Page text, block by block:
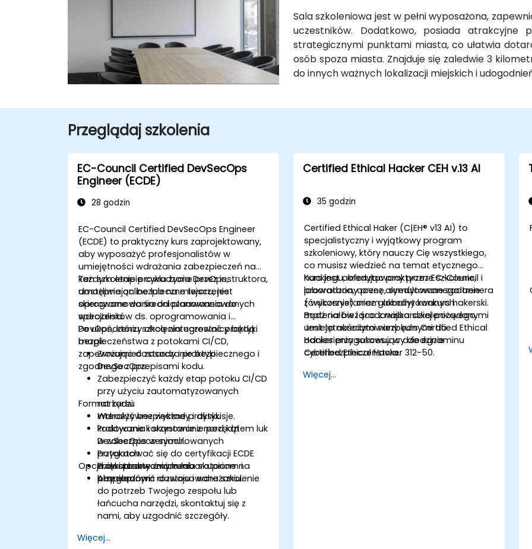
Sala szkoleniowa jest w pełni wyposażona,
uczestników. Dodatkowo, posiada atrakcyjne
strategicznymi punktami miasta, co ułatwia
osób spoza miasta. Znajduje się zaledwie 3
do innych ważnych lokalizacji miejskich i
Przeglądaj szkolenia
EC-Council Certified DevSecOps
Engineer (ECDE)
28 godzin
EC-Council Certified DevSecOps Engineer
(ECDE) to praktyczny kurs zaprojektowany,
aby wyposażyć profesjonalistów w
umiejętności wdrażania zabezpieczeń na
każdym etapie cyklu życia DevOps,
umożliwiając bezpieczne tworzenie
oprogramowania od planowania do
wdrożenia.
Ten szkolenie prowadzone przez instruktora,
dostępne online lub na miejscu, jest
skierowane do średniozaawansowanych
specjalistów ds. oprogramowania i
DevOps, którzy chcą zintegrować praktyki
bezpieczeństwa z potokami CI/CD,
zapewniając dostarczanie bezpiecznego i
zgodnego z przepisami kodu.
Po ukończeniu szkolenia uczestnicy będą
mogli:
Zrozumieć zasady i praktyki
DevSecOps.
Zabezpieczyć każdy etap potoku CI/CD
przy użyciu zautomatyzowanych
narzędzi.
Wdrożyć bezpieczne praktyki
kodowania i skanowanie pod kątem luk
w zabezpieczeniach.
Przygotować się do certyfikacji ECDE
dzięki praktycznym laboratoriom i
przeglądom.
Format kursu
Interaktywne wykłady i dyskusje.
Praktyczne korzystanie z narzędzi
DevSecOps w symulowanych
potokach.
Prowadzone ćwiczenia skupione na
bezpiecznym rozwoju i wdrażaniu.
Opcje dostosowania kursu
Aby zamówić dostosowane szkolenie
do potrzeb Twojego zespołu lub
łańcucha narzędzi, skontaktuj się z
nami, aby uzgodnić szczegóły.
Więcej...
Certified Ethical Hacker CEH v.13 AI
35 godzin
Certified Ethical Haker (C|EH® v13 AI) to
specjalistyczny i wyjątkowy program
szkoleniowy, który nauczy Cię wszystkiego,
co musisz wiedzieć na temat etycznego
hackingu, oferując praktyczne szkolenie,
laboratoria, ocenę, symulowane zadanie
(ćwiczenie) oraz globalny konkurs hakerski.
Bądź na bieżąco z najbardziej pożądanymi
umiejętnościami niezbędnymi do
odniesienia sukcesu w dziedzinie
cyberbezpieczeństwa.
Kurs jest akredytowany przez EC-Council i
prowadzony przez akredytowanego trenera
z wykorzystaniem akredytowanych
materiałów i środowiska szkoleniowego.
Jest to akredytowany kurs Certified Ethical
Hacker przygotowujący do egzaminu
Certified Ethical Hacker 312-50.
Więcej...